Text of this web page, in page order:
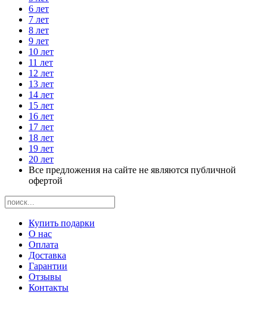
6 лет
7 лет
8 лет
9 лет
10 лет
11 лет
12 лет
13 лет
14 лет
15 лет
16 лет
17 лет
18 лет
19 лет
20 лет
Все предложения на сайте не являются публичной
офертой
Купить подарки
О нас
Оплата
Доставка
Гарантии
Отзывы
Контакты